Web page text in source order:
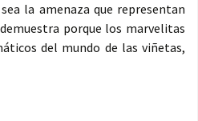
la amenaza que representan
porque los marvelitas
del mundo de las viñetas,